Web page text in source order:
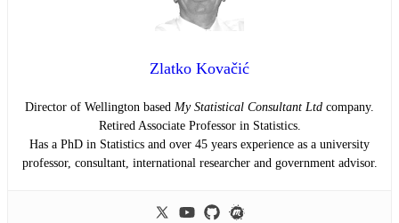
Zlatko Kovačić
Director of Wellington based My Statistical Consultant Ltd company.
Retired Associate Professor in Statistics.
Has a PhD in Statistics and over 45 years experience as a university
professor, consultant, international researcher and government advisor.